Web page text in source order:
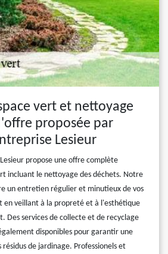
vert et nettoyage
proposée par
Lesieur
propose une offre complète
incluant le nettoyage des déchets. Notre
un entretien régulier et minutieux de vos
en veillant à la propreté et à l'esthétique
Des services de collecte et de recyclage
disponibles pour garantir une
résidus de jardinage. Professionels et